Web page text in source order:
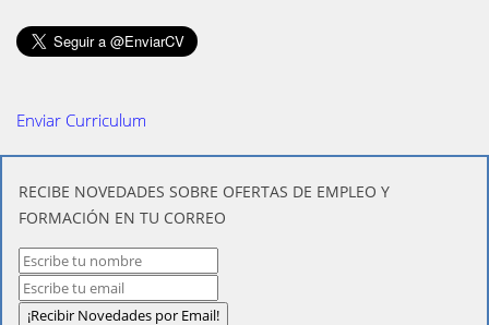
Enviar Curriculum
​RECIBE NOVEDADES SOBRE OFERTAS DE EMPLEO Y
FORMACIÓN EN TU CORREO